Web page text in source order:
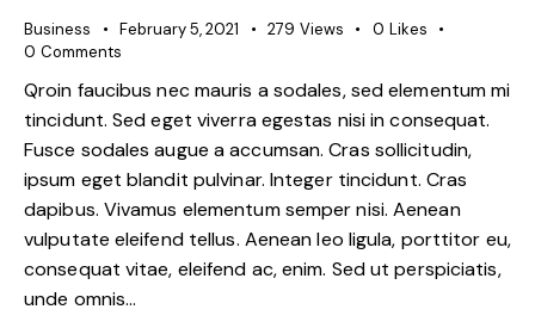
Business February 5, 2021 279 Views 0 Likes
0 Comments
Qroin faucibus nec mauris a sodales, sed elementum mi
tincidunt. Sed eget viverra egestas nisi in consequat.
Fusce sodales augue a accumsan. Cras sollicitudin,
ipsum eget blandit pulvinar. Integer tincidunt. Cras
dapibus. Vivamus elementum semper nisi. Aenean
vulputate eleifend tellus. Aenean leo ligula, porttitor eu,
consequat vitae, eleifend ac, enim. Sed ut perspiciatis,
unde omnis…